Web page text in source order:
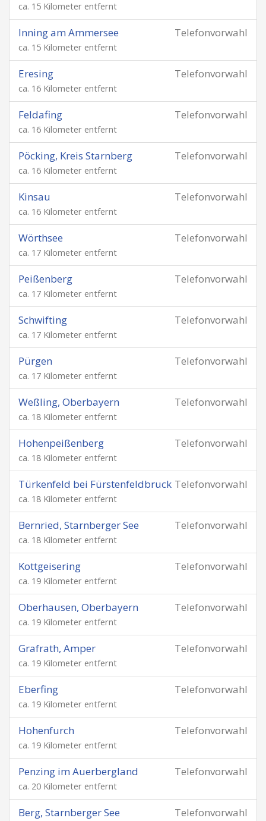
ca. 15 Kilometer entfernt
Telefonvorwahl
Inning am Ammersee
ca. 15 Kilometer entfernt
Telefonvorwahl
Eresing
ca. 16 Kilometer entfernt
Telefonvorwahl
Feldafing
ca. 16 Kilometer entfernt
Telefonvorwahl
Pöcking, Kreis Starnberg
ca. 16 Kilometer entfernt
Telefonvorwahl
Kinsau
ca. 16 Kilometer entfernt
Telefonvorwahl
Wörthsee
ca. 17 Kilometer entfernt
Telefonvorwahl
Peißenberg
ca. 17 Kilometer entfernt
Telefonvorwahl
Schwifting
ca. 17 Kilometer entfernt
Telefonvorwahl
Pürgen
ca. 17 Kilometer entfernt
Telefonvorwahl
Weßling, Oberbayern
ca. 18 Kilometer entfernt
Telefonvorwahl
Hohenpeißenberg
ca. 18 Kilometer entfernt
Telefonvorwahl
Türkenfeld bei Fürstenfeldbruck
ca. 18 Kilometer entfernt
Telefonvorwahl
Bernried, Starnberger See
ca. 18 Kilometer entfernt
Telefonvorwahl
Kottgeisering
ca. 19 Kilometer entfernt
Telefonvorwahl
Oberhausen, Oberbayern
ca. 19 Kilometer entfernt
Telefonvorwahl
Grafrath, Amper
ca. 19 Kilometer entfernt
Telefonvorwahl
Eberfing
ca. 19 Kilometer entfernt
Telefonvorwahl
Hohenfurch
ca. 19 Kilometer entfernt
Telefonvorwahl
Penzing im Auerbergland
ca. 20 Kilometer entfernt
Telefonvorwahl
Berg, Starnberger See